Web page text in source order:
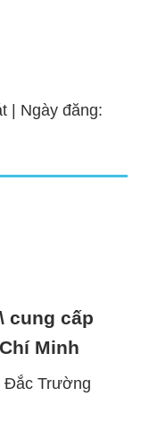
| Ngày đăng:
cung cấp
Minh
Đắc Trường